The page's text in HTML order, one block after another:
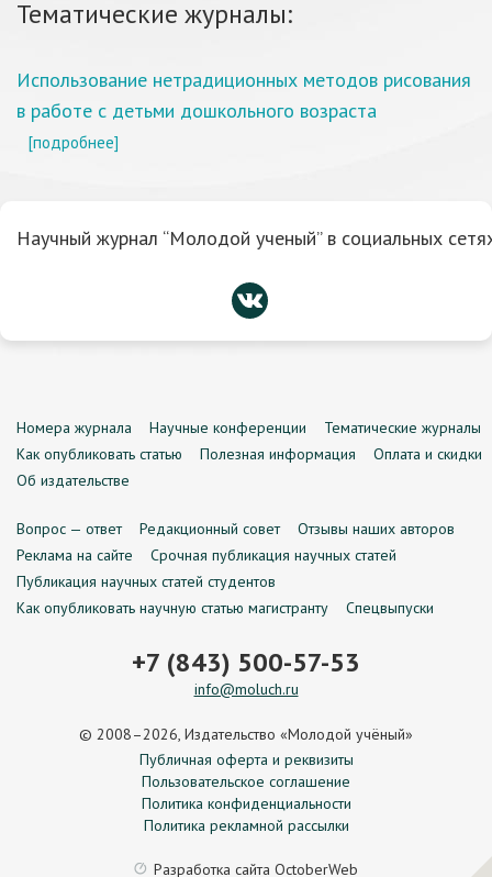
Тематические журналы:
Использование нетрадиционных методов рисования
в работе с детьми дошкольного возраста
[подробнее]
Научный журнал “Молодой ученый” в социальных
Номера журнала Научные конференции
Тематические журналы
Как опубликовать статью
Полезная информация
Оплата и скидки
Об издательстве
Вопрос — ответ Редакционный совет
Отзывы наших авторов
Реклама на сайте
Срочная публикация научных статей
Публикация научных статей студентов
Как опубликовать научную статью магистранту
Спецвыпуски
+7 (843) 500-57-53
info@moluch.ru
© 2008–2026, Издательство «Молодой учёный»
Публичная оферта и реквизиты
Пользовательское соглашение
Политика конфиденциальности
Политика рекламной рассылки
Разработка сайта OctoberWeb